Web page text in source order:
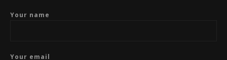
Your name
Your email